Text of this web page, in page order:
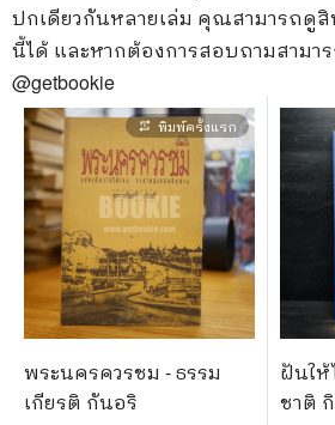
ปกเดียวกันหลายเล่ม คุณสามารถดูสิ
นี้ได้ และหากต้องการสอบถามสามาร
@getbookie
repeat_one พิมพ์ครั้งแรก
พระนครควรชม - ธรรม
เกียรติ กันอริ
ฝันให้
ชาติ
stars สินค้าใช้เฉพาะแต้มเท่านั้น
📚 หนังสือทั่วไป
🦄 วรรณกรรม นิยาย เรื่องสั้น
🎓 การศึกษา
😼 หนังสือการ์ตูน
🐲 หนังสือเด็ก
📕 นิตยสาร
🎲 Board Game